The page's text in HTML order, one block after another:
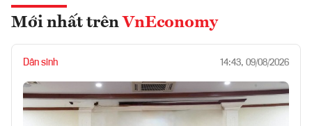
Mới nhất trên VnEconomy
Dân sinh 14:43, 09/08/2026